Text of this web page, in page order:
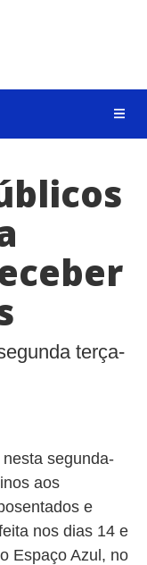
terça-
segunda-
aos
e
nos dias 14 e
Espaço Azul, no